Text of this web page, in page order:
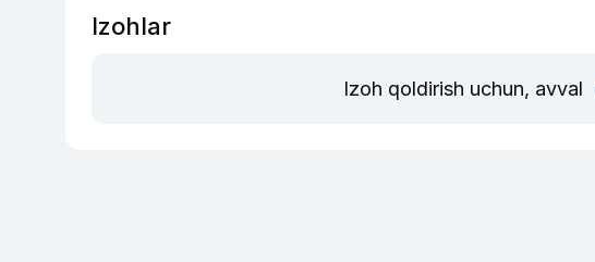
Izohlar
Izoh qoldirish uchun, avval